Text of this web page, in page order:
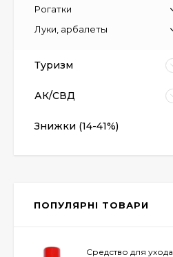
Рогатки
Луки, арбалеты
Туризм
АК/СВД
Знижки (14-41%)
ПОПУЛЯРНІ ТОВАРИ
6 540 грн.
Средство для ухода